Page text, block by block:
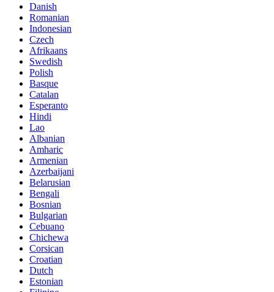
Danish
Romanian
Indonesian
Czech
Afrikaans
Swedish
Polish
Basque
Catalan
Esperanto
Hindi
Lao
Albanian
Amharic
Armenian
Azerbaijani
Belarusian
Bengali
Bosnian
Bulgarian
Cebuano
Chichewa
Corsican
Croatian
Dutch
Estonian